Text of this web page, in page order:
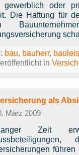
gewerblich oder
Die Haftung für
bau, bauherr,
in
als
März 2009
Zeit